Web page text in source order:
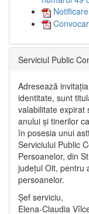
Serviciul Public
Adresează
identitate, sunt
valabilitate expirat
anului și tinerilor
în posesia unui
Serviciului Public
Persoanelor, din
județul Olt, pentru
persoanelor.
Șef serviciu,
Elena-Claudia